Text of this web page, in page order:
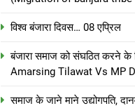
विश्व बंजारा दिवस… 08 एप्रिल
बंजारा समाज को संघठित करने के
Amarsing Tilawat Vs MP
समाज के जाने माने उद्योगपति,